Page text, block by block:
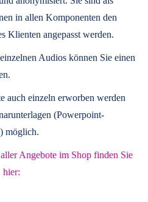
in allen Komponenten den
Klienten angepasst werden.
Audios können Sie einen
auch einzeln erworben werden
(Powerpoint-
möglich.
Angebote im Shop finden Sie
hier: